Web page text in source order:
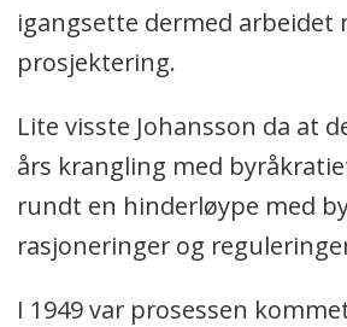
igangsette dermed arbeidet
prosjektering.
Lite visste Johansson da at
års krangling med
rundt en hinderløype med
rasjoneringer og
I 1949 var prosessen